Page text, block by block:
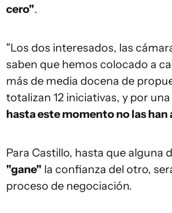
cero".
"Los dos interesados, las
saben que hemos colocado a
más de media docena de
totalizan 12 iniciativas, y por
hasta este momento no las han
Para Castillo, hasta que alguna
"gane" la confianza del otro,
proceso de negociación.